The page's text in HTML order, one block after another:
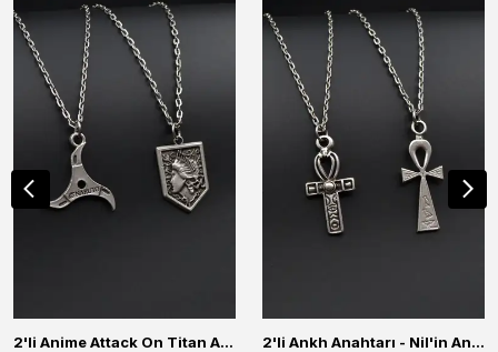
2'li Anime Attack On Titan Acrylic Maria Anime Naruto Erkek Kadın Kolye Seti 2'li Ankh Anahtarı - Nil'in Anahtarı Erkek Kadın Kolye Seti